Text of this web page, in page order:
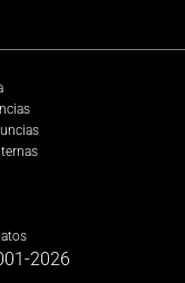
2026